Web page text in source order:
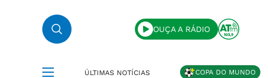
OUÇA A RÁDIO
ÚLTIMAS NOTÍCIAS COPA DO MUNDO